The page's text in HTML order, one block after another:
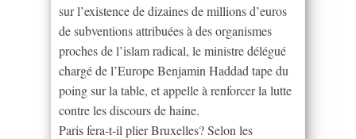
sur l’existence de dizaines de millions d’euros
de subventions attribuées à des organismes
proches de l’islam radical, le ministre délégué
chargé de l’Europe Benjamin Haddad tape du
poing sur la table, et appelle à renforcer la lutte
contre les discours de haine.
Paris fera-t-il plier Bruxelles? Selon les